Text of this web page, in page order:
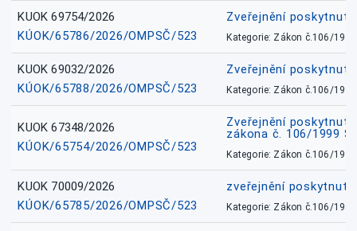
KUOK 69754/2026
KÚOK/65786/2026/OMPSČ/523
Zveřejnění
Kategorie: Zákon č.106/1999
KUOK 69032/2026
KÚOK/65788/2026/OMPSČ/523
Zveřejnění
Kategorie: Zákon č.106/1999
KUOK 67348/2026
KÚOK/65754/2026/OMPSČ/523
Zveřejnění
zákona č. 106/1999
Kategorie: Zákon č.106/1999
KUOK 70009/2026
KÚOK/65785/2026/OMPSČ/523
zveřejnění
Kategorie: Zákon č.106/1999